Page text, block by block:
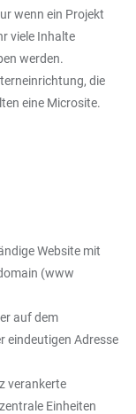
wenn ein Projekt
viele Inhalte
werden.
die
eine Microsite.
Website mit
(www​
auf dem
eindeutigen Adresse
verankerte
Einheiten